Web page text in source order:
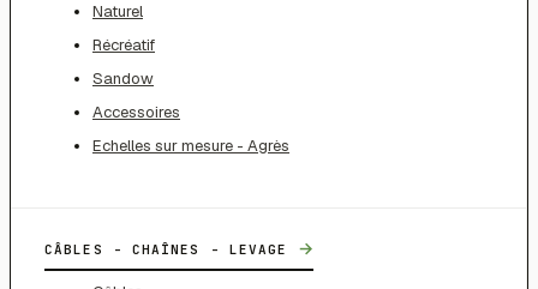
Naturel
Récréatif
Sandow
Accessoires
Echelles sur mesure - Agrès
CÂBLES - CHAÎNES - LEVAGE →